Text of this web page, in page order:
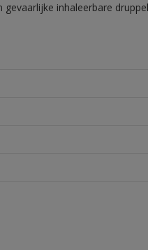
inhaleerbare